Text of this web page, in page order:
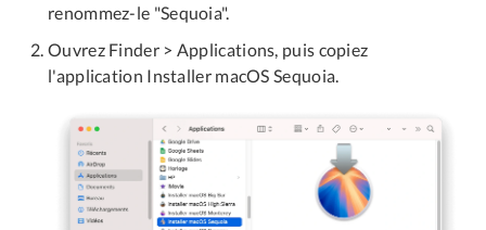
renommez-le "Sequoia".
Ouvrez Finder > Applications, puis copiez
l'application Installer macOS Sequoia.